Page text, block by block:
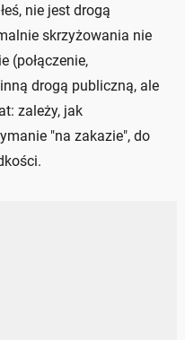
nie jest drogą
skrzyżowania nie
(połączenie,
drogą publiczną, ale
zależy, jak
"na zakazie", do